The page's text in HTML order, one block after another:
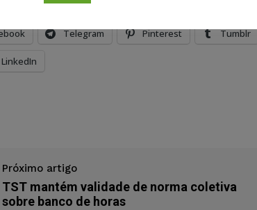
Telegram Pinterest Tumblr
LinkedIn
Próximo artigo
TST mantém validade de norma coletiva
sobre banco de horas